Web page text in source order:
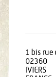
1 bis rue
02360
IVIERS